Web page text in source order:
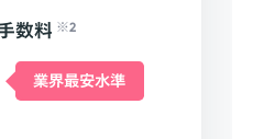
数料 ※2
業界最安水準